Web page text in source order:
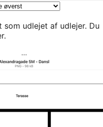
udlejet af udlejer. Du